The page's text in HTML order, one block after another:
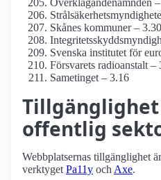
Överklagande­nämnden
Skånes kommuner – 3.30
Svenska institutet för
Försvarets radioanstalt –
Sametinget – 3.16
offentlig
Webbplatsernas tillgänglighet
verktyget Pa11y och Axe.